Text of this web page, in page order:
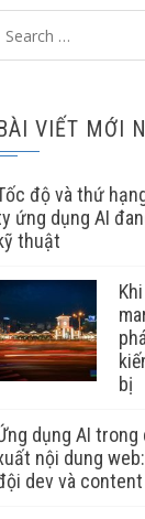
VIẾT MỚI
độ và thứ
ứng dụng AI
thuật
bị
dụng AI
nội dung
dev và content